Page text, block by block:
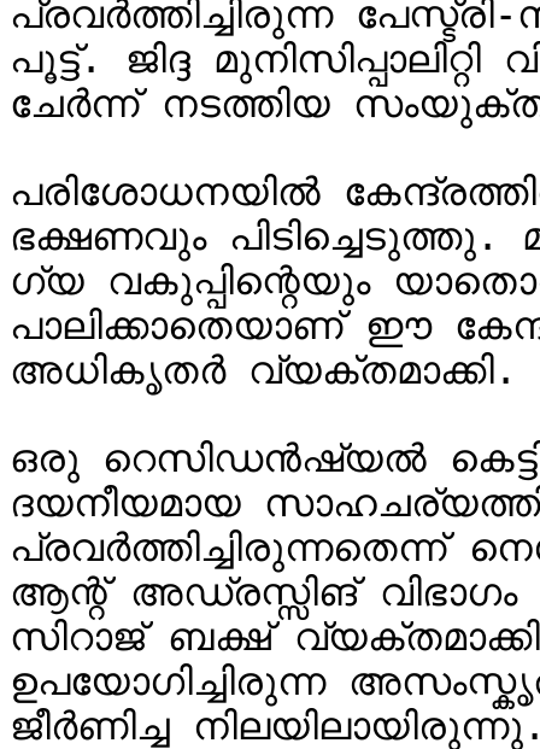
പ്രവർത്തിച്ചിരുന്ന
പൂട്ട്. ജിദ്ദ
ചേർന്ന് നടത്തിയ
പരിശോധനയിൽ
ഭക്ഷണവും പിടിച്ചെടുത്തു.
ഗ്യ വകുപ്പിന്റെയും
പാലിക്കാതെയാണ് ഈ
അധികൃതർ വ്യക്തമാക്കി.
ഒരു റെസിഡൻഷ്യൽ
ദയനീയമായ
പ്രവർത്തിച്ചിരുന്നതെന്ന്
ആന്റ് അഡ്രസ്സിങ്
സിറാജ് ബക്ഷ്
ഉപയോഗിച്ചിരുന്ന
ജീർണിച്ച